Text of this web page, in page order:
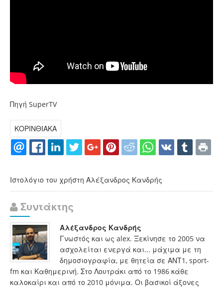
Πηγή SuperTV
ΚΟΡΙΝΘΙΑΚΑ
Ιστολόγιο του χρήστη Αλέξανδρος Κανδρής
Συντάκτης
Αλέξανδρος Κανδρής
Γνωστός και ως alex. Ξεκίνησε το 2005 να
ασχολείται ενεργά και... μάχιμα με τη
δημοσιογραφία, με θητεία σε ΑΝΤ1, sport-
fm και Καθημερινή. Στο Λουτράκι από το 1986 κάθε
καλοκαίρι και από το 2010 μόνιμα. Οι βασικοί άξονες